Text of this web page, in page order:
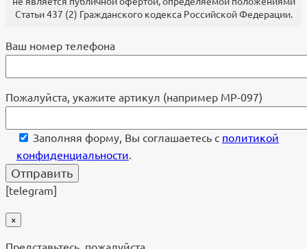
Статьи 437 (2) Гражданского кодекса Российской Федерации.
Ваш номер телефона
Пожалуйста, укажите артикул (например МР-097)
Заполняя форму, Вы соглашаетесь с политикой
конфиденциальности.
[telegram]
×